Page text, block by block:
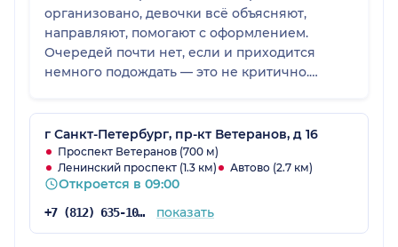
организовано, девочки всё объясняют,
направляют, помогают с оформлением.
Очередей почти нет, если и приходится
немного подождать — это не критично.
г Санкт-Петербург, пр-кт Ветеранов, д 16
Проспект Ветеранов (700 м)
Ленинский проспект (1.3 км)
Автово (2.7 км)
Откроется в 09:00
+7 (812) 635-10-38 показать